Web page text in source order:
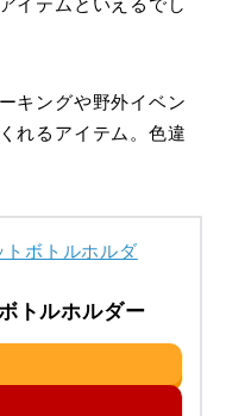
イテムといえるでし
キングや野外イベン
れるアイテム。色違
トルホルダー